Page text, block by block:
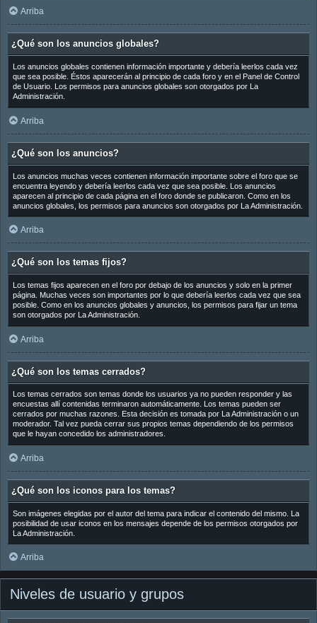
Arriba
¿Qué son los anuncios globales?
Los anuncios globales contienen información importante y debería leerlos cada vez
que sea posible. Éstos aparecerán al principio de cada foro y en el Panel de Control
de Usuario. Los permisos para anuncios globales son otorgados por La
Administración.
Arriba
¿Qué son los anuncios?
Los anuncios muchas veces contienen información importante sobre el foro que se
encuentra leyendo y debería leerlos cada vez que sea posible. Los anuncios
aparecen al principio de cada página en el foro donde se publicaron. Como en los
anuncios globales, los permisos para anuncios son otorgados por La Administración.
Arriba
¿Qué son los temas fijos?
Los temas fijos aparecen en el foro por debajo de los anuncios y solo en la primer
página. Muchas veces son importantes por lo que debería leerlos cada vez que sea
posible. Como en los anuncios globales y anuncios, los permisos para fijar un tema
son otorgados por La Administración.
Arriba
¿Qué son los temas cerrados?
Los temas cerrados son temas donde los usuarios ya no pueden responder y las
encuestas allí contenidas terminaron automáticamente. Los temas pueden ser
cerrados por muchas razones. Esta decisión es tomada por La Administración o un
moderador. Tal vez pueda cerrar sus propios temas dependiendo de los permisos
que le hayan concedido los administradores.
Arriba
¿Qué son los iconos para los temas?
Son imágenes elegidas por el autor del tema para indicar el contenido del mismo. La
posibilidad de usar iconos en los mensajes depende de los permisos otorgados por
La Administración.
Arriba
Niveles de usuario y grupos